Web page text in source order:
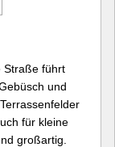
Straße führt
und
für kleine
großartig.